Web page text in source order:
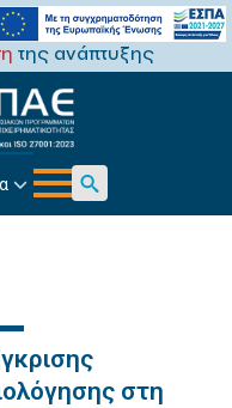
της ανάπτυξης
Search
στη